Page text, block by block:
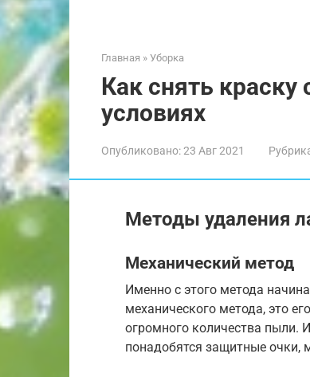
Главная » Уборка
Как снять
условиях
Опубликовано:23 Авг 2021
Методы удаления
Механический метод
Именно с этого метода
механического метода, это
огромного количества пыли.
понадобятся защитные очки,